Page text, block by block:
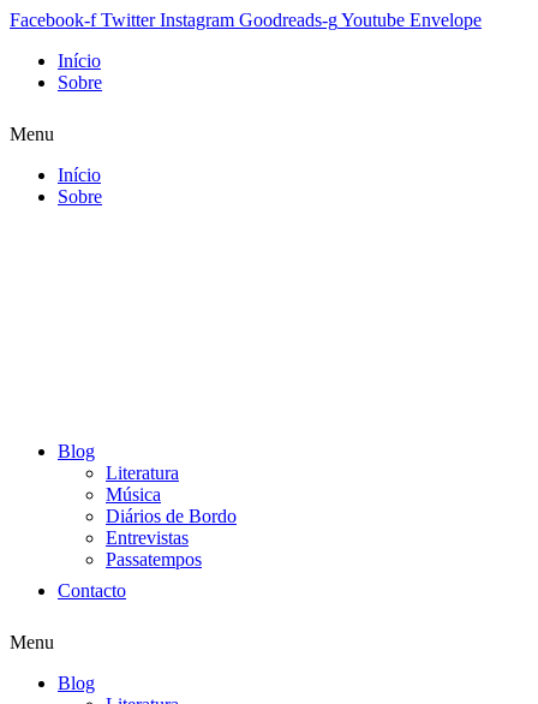
Facebook-f Twitter Instagram Goodreads-gYoutube Envelope
Início
Sobre
Menu
Início
Sobre
Blog
Literatura
Música
Diários de Bordo
Entrevistas
Passatempos
Contacto
Menu
Blog